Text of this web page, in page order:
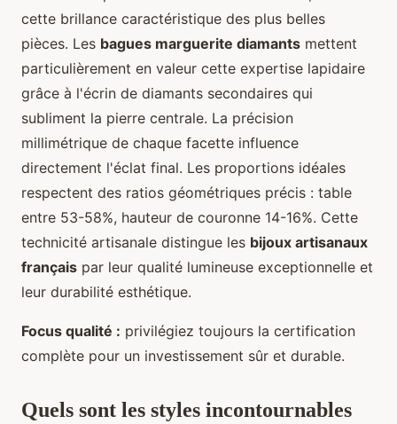
cette brillance caractéristique des plus belles
pièces. Les bagues marguerite diamants mettent
particulièrement en valeur cette expertise lapidaire
grâce à l'écrin de diamants secondaires qui
subliment la pierre centrale. La précision
millimétrique de chaque facette influence
directement l'éclat final. Les proportions idéales
respectent des ratios géométriques précis : table
entre 53-58%, hauteur de couronne 14-16%. Cette
technicité artisanale distingue les bijoux artisanaux
français par leur qualité lumineuse exceptionnelle et
leur durabilité esthétique.
Focus qualité : privilégiez toujours la certification
complète pour un investissement sûr et durable.
Quels sont les styles incontournables